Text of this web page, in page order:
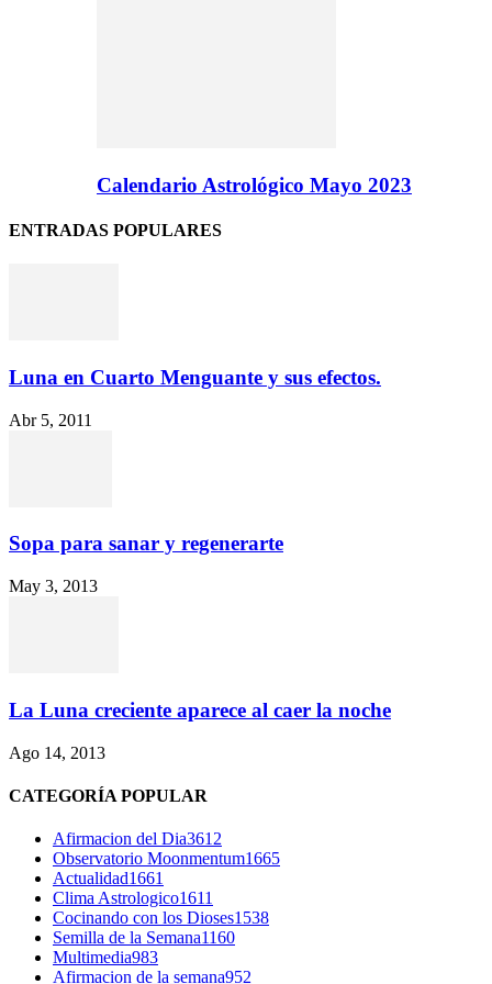
Calendario Astrológico Mayo 2023
ENTRADAS POPULARES
Luna en Cuarto Menguante y sus efectos.
Abr 5, 2011
Sopa para sanar y regenerarte
May 3, 2013
La Luna creciente aparece al caer la noche
Ago 14, 2013
CATEGORÍA POPULAR
Afirmacion del Dia3612
Observatorio Moonmentum1665
Actualidad1661
Clima Astrologico1611
Cocinando con los Dioses1538
Semilla de la Semana1160
Multimedia983
Afirmacion de la semana952